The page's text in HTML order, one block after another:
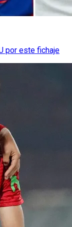
por este fichaje